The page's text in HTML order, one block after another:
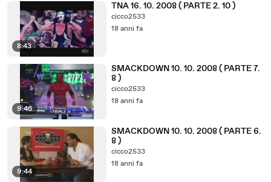
8:43
TNA 16. 10. 2008 ( PARTE 2. 10 )
cicco2533
18 anni fa
9:46
SMACKDOWN 10. 10. 2008 ( PARTE 7.
8 )
cicco2533
18 anni fa
9:44
SMACKDOWN 10. 10. 2008 ( PARTE 6.
8 )
cicco2533
18 anni fa